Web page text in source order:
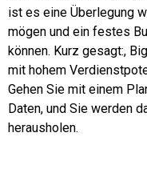
ist es eine Überlegung
mögen und ein festes
können. Kurz gesagt:,
mit hohem
Gehen Sie mit einem
Daten, und Sie werden
herausholen.